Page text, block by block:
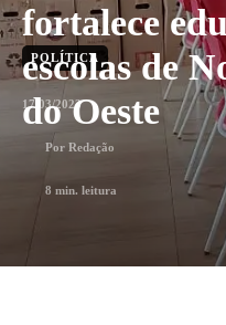
fortalece
escolas de
do Oeste
POLÍTICA
17/03/2023
Por Redação
8 min. leitura